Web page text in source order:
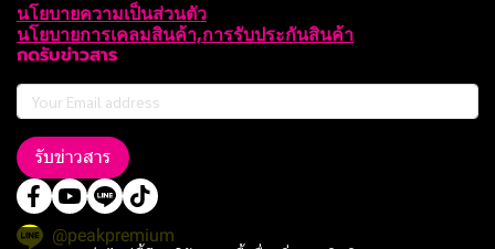
นโยบายความเป็นส่วนตัว
นโยบายการเคลมสินค้า,การรับประกันสินค้า
กดรับข่าวสาร
รับข่าวสาร
@peakpremium